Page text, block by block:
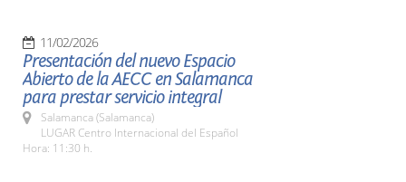
11/02/2026
Presentación del nuevo Espacio
Abierto de la AECC en Salamanca
para prestar servicio integral
Salamanca (Salamanca)
LUGAR Centro Internacional del Español
Hora: 11:30 h.